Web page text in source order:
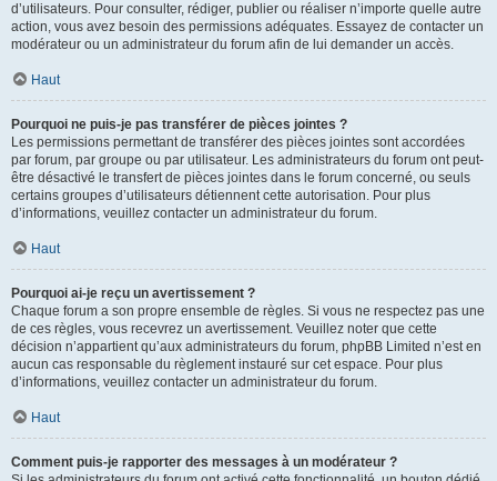
d’utilisateurs. Pour consulter, rédiger, publier ou réaliser n’importe quelle autre
action, vous avez besoin des permissions adéquates. Essayez de contacter un
modérateur ou un administrateur du forum afin de lui demander un accès.
Haut
Pourquoi ne puis-je pas transférer de pièces jointes ?
Les permissions permettant de transférer des pièces jointes sont accordées
par forum, par groupe ou par utilisateur. Les administrateurs du forum ont peut-
être désactivé le transfert de pièces jointes dans le forum concerné, ou seuls
certains groupes d’utilisateurs détiennent cette autorisation. Pour plus
d’informations, veuillez contacter un administrateur du forum.
Haut
Pourquoi ai-je reçu un avertissement ?
Chaque forum a son propre ensemble de règles. Si vous ne respectez pas une
de ces règles, vous recevrez un avertissement. Veuillez noter que cette
décision n’appartient qu’aux administrateurs du forum, phpBB Limited n’est en
aucun cas responsable du règlement instauré sur cet espace. Pour plus
d’informations, veuillez contacter un administrateur du forum.
Haut
Comment puis-je rapporter des messages à un modérateur ?